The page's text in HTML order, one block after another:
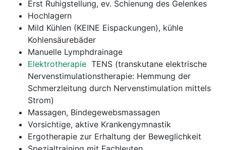
Erst Ruhigstellung, ev. Schienung des Gelenkes
Hochlagern
Mild Kühlen (KEINE Eispackungen), kühle
Kohlensäurebäder
Manuelle Lymphdrainage
Elektrotherapie TENS (transkutane elektrische
Nervenstimulationstherapie: Hemmung der
Schmerzleitung durch Nervenstimulation mittels
Strom)
Massagen, Bindegewebsmassagen
Vorsichtige, aktive Krankengymnastik
Ergotherapie zur Erhaltung der Beweglichkeit